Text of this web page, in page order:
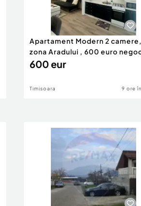
Apartament Modern 2 camere,
zona Aradului , 600 euro
600 eur
Timisoara 9 ore